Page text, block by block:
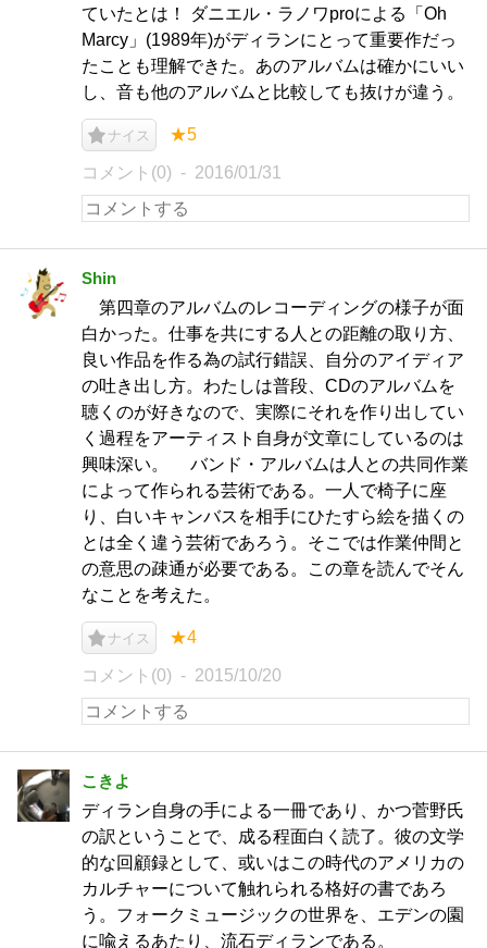
ていたとは！ ダニエル・ラノワproによる「Oh
Marcy」(1989年)がディランにとって重要作だっ
たことも理解できた。あのアルバムは確かにいい
し、音も他のアルバムと比較しても抜けが違う。
ナイス ★5
コメント(0) 2016/01/31
Shin
第四章のアルバムのレコーディングの様子が面
白かった。仕事を共にする人との距離の取り方、
良い作品を作る為の試行錯誤、自分のアイディア
の吐き出し方。わたしは普段、CDのアルバムを
聴くのが好きなので、実際にそれを作り出してい
く過程をアーティスト自身が文章にしているのは
興味深い。 バンド・アルバムは人との共同作業
によって作られる芸術である。一人で椅子に座
り、白いキャンバスを相手にひたすら絵を描くの
とは全く違う芸術であろう。そこでは作業仲間と
の意思の疎通が必要である。この章を読んでそん
なことを考えた。
ナイス ★4
コメント(0) 2015/10/20
こきよ
ディラン自身の手による一冊であり、かつ菅野氏
の訳ということで、成る程面白く読了。彼の文学
的な回顧録として、或いはこの時代のアメリカの
カルチャーについて触れられる格好の書であろ
う。フォークミュージックの世界を、エデンの園
に喩えるあたり、流石ディランである。